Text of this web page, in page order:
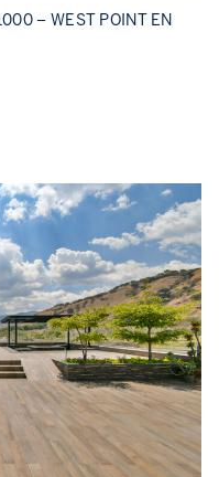
– WEST POINT EN